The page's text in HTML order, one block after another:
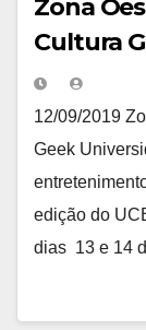
Zona
Cultura
12/09/2019
Geek
edição do
dias 13 e 14